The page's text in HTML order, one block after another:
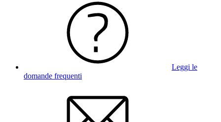
Leggi le
domande frequenti